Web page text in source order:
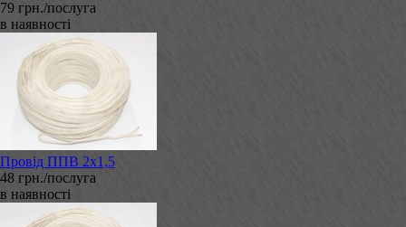
79 грн./послуга
в наявності
Провід ППВ 2х1,5
48 грн./послуга
в наявності